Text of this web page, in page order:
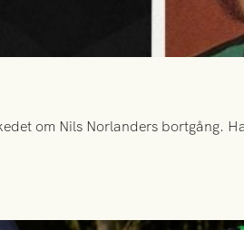
om Nils Norlanders bortgång.